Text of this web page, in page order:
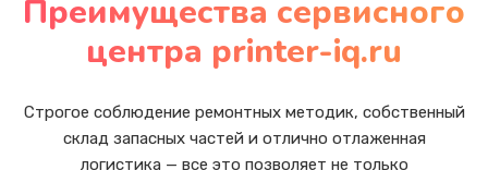
Заказать
от 450 руб.
Заказать
Преимущества сервисного
центра printer-iq.ru
Строгое соблюдение ремонтных методик, собственный
склад запасных частей и отлично отлаженная
логистика — все это позволяет не только